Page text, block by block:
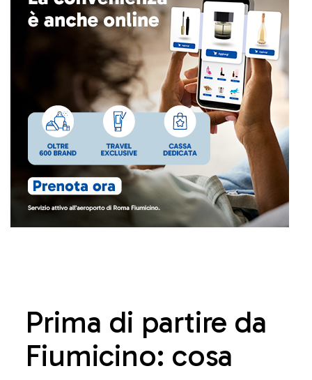
Prima di partire da
Fiumicino: cosa